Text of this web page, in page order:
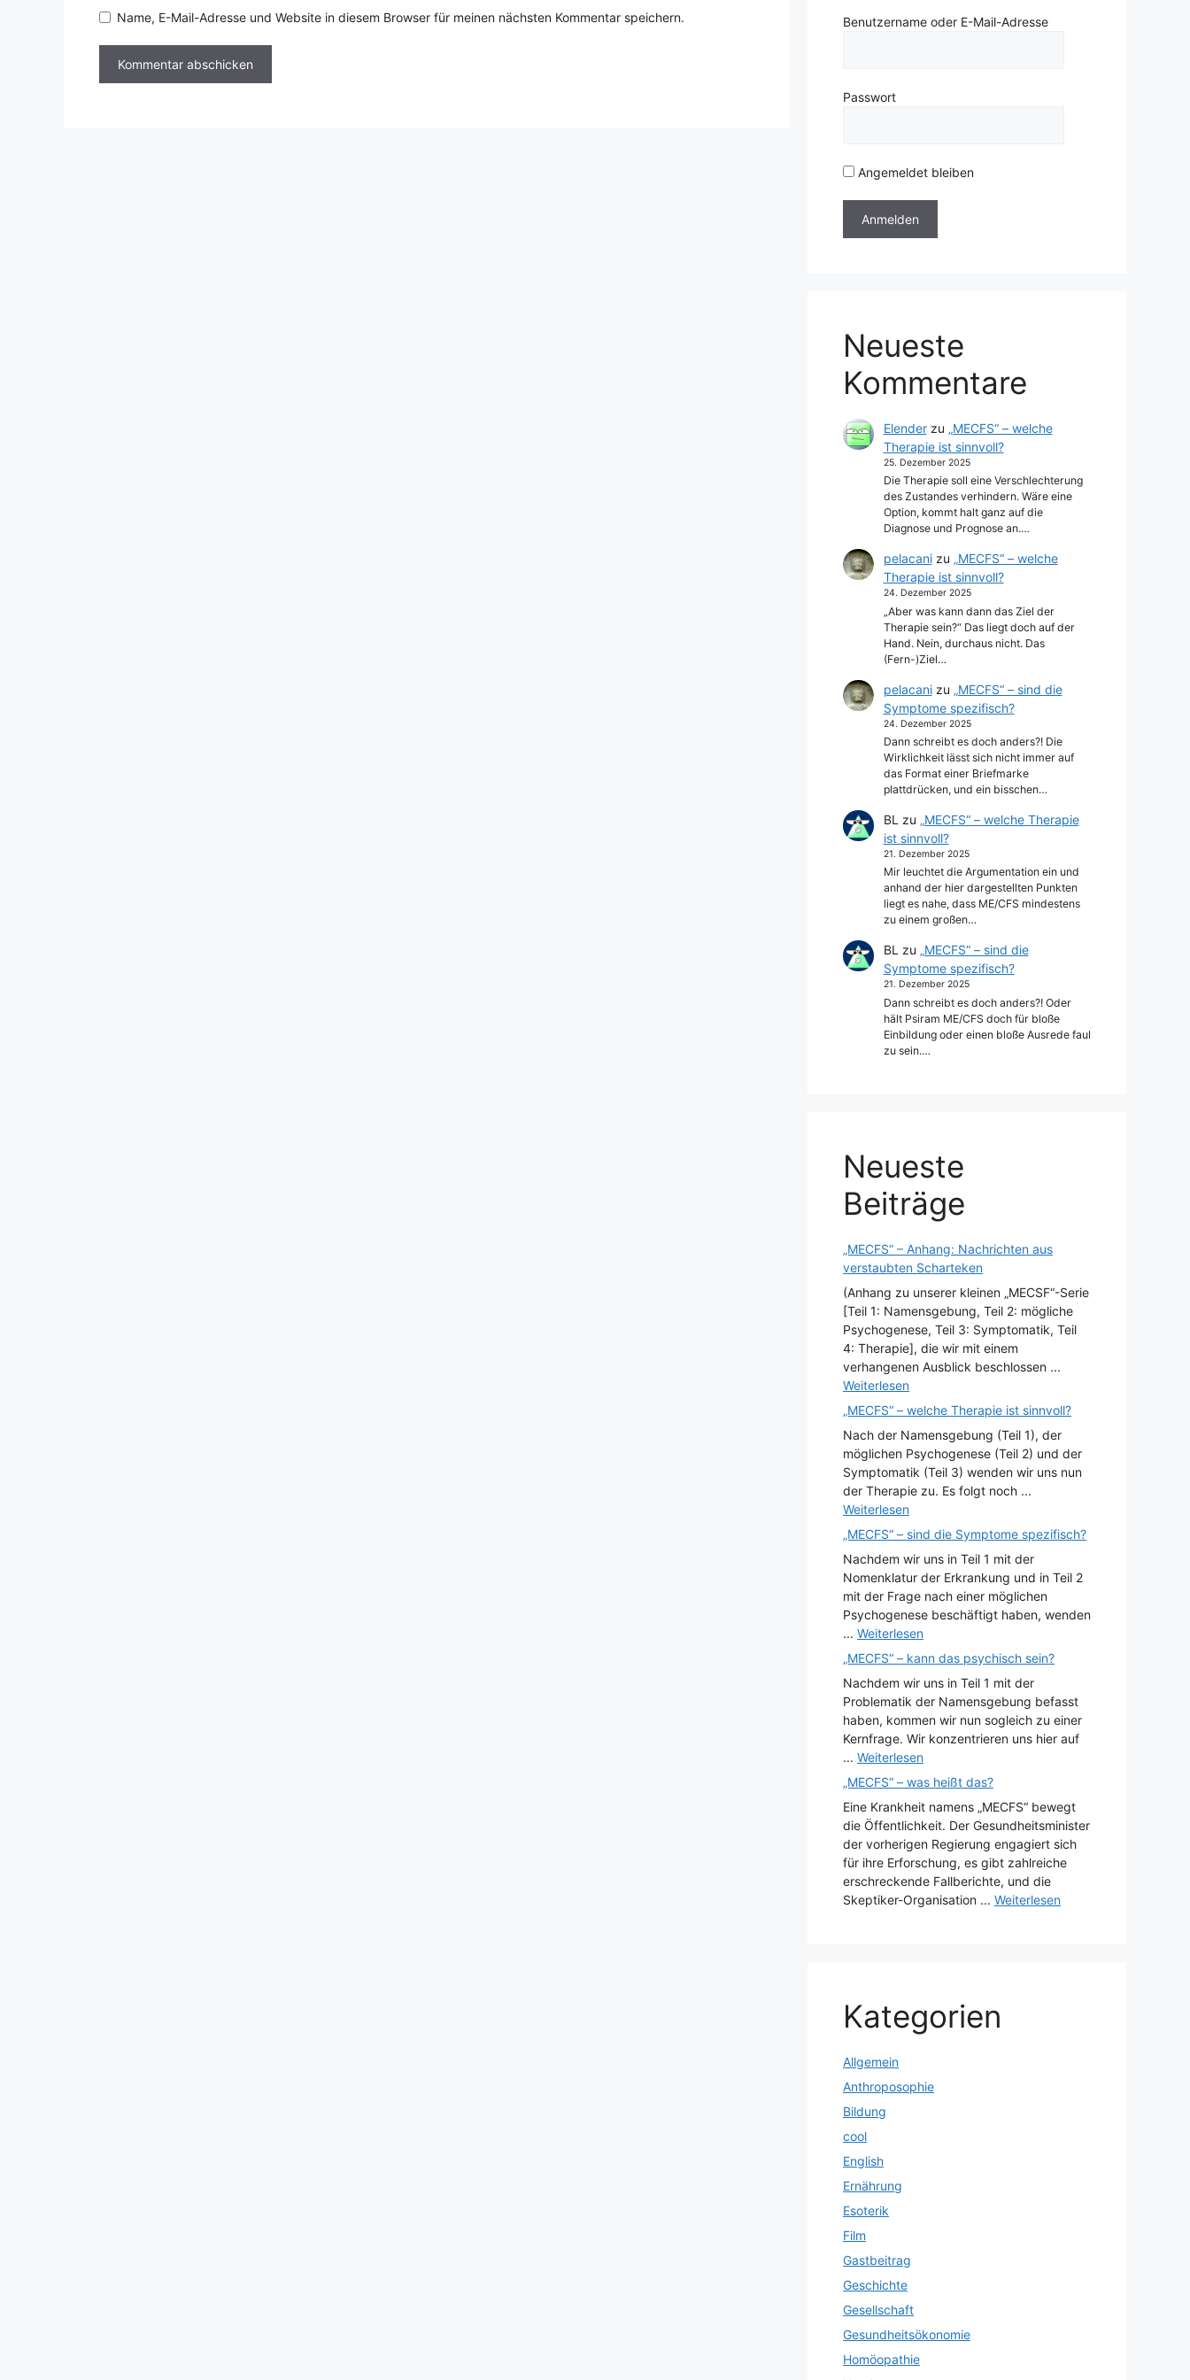
Name, E-Mail-Adresse und Website in diesem Browser für meinen nächsten Kommentar speichern. Benutzername oder E-Mail-Adresse
Passwort
Angemeldet bleiben
Neueste
Kommentare
Elenderzu „MECFS“ – welche
Therapie ist sinnvoll?
25. Dezember 2025
Die Therapie soll eine Verschlechterung
des Zustandes verhindern. Wäre eine
Option, kommt halt ganz auf die
Diagnose und Prognose an.…
pelacanizu „MECFS“ – welche
Therapie ist sinnvoll?
24. Dezember 2025
„Aber was kann dann das Ziel der
Therapie sein?“ Das liegt doch auf der
Hand. Nein, durchaus nicht. Das
(Fern-)Ziel…
pelacanizu „MECFS“ – sind die
Symptome spezifisch?
24. Dezember 2025
Dann schreibt es doch anders?! Die
Wirklichkeit lässt sich nicht immer auf
das Format einer Briefmarke
plattdrücken, und ein bisschen…
BL zu „MECFS“ – welche Therapie
ist sinnvoll?
21. Dezember 2025
Mir leuchtet die Argumentation ein und
anhand der hier dargestellten Punkten
liegt es nahe, dass ME/CFS mindestens
zu einem großen…
BL zu „MECFS“ – sind die
Symptome spezifisch?
21. Dezember 2025
Dann schreibt es doch anders?! Oder
hält Psiram ME/CFS doch für bloße
Einbildung oder einen bloße Ausrede faul
zu sein.…
Neueste
Beiträge
„MECFS“ – Anhang: Nachrichten aus
verstaubten Scharteken
(Anhang zu unserer kleinen „MECSF“-Serie
[Teil 1: Namensgebung, Teil 2: mögliche
Psychogenese, Teil 3: Symptomatik, Teil
4: Therapie], die wir mit einem
verhangenen Ausblick beschlossen ...
Weiterlesen
„MECFS“ – welche Therapie ist sinnvoll?
Nach der Namensgebung (Teil 1), der
möglichen Psychogenese (Teil 2) und der
Symptomatik (Teil 3) wenden wir uns nun
der Therapie zu. Es folgt noch ...
Weiterlesen
„MECFS“ – sind die Symptome spezifisch?
Nachdem wir uns in Teil 1 mit der
Nomenklatur der Erkrankung und in Teil 2
mit der Frage nach einer möglichen
Psychogenese beschäftigt haben, wenden
... Weiterlesen
„MECFS“ – kann das psychisch sein?
Nachdem wir uns in Teil 1 mit der
Problematik der Namensgebung befasst
haben, kommen wir nun sogleich zu einer
Kernfrage. Wir konzentrieren uns hier auf
... Weiterlesen
„MECFS“ – was heißt das?
Eine Krankheit namens „MECFS“ bewegt
die Öffentlichkeit. Der Gesundheitsminister
der vorherigen Regierung engagiert sich
für ihre Erforschung, es gibt zahlreiche
erschreckende Fallberichte, und die
Skeptiker-Organisation ... Weiterlesen
Kategorien
Allgemein
Anthroposophie
Bildung
cool
English
Ernährung
Esoterik
Film
Gastbeitrag
Geschichte
Gesellschaft
Gesundheitsökonomie
Homöopathie